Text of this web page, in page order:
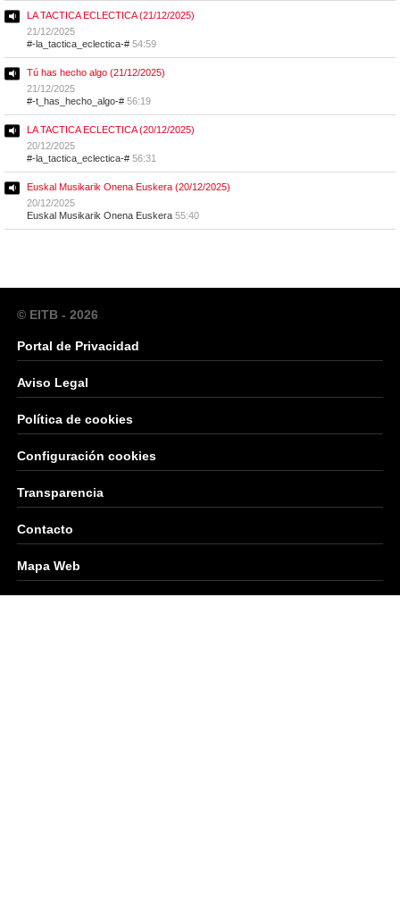
LA TACTICA ECLECTICA (21/12/2025)
21/12/2025
#-la_tactica_eclectica-# 54:59
Tú has hecho algo (21/12/2025)
21/12/2025
#-t_has_hecho_algo-# 56:19
LA TACTICA ECLECTICA (20/12/2025)
20/12/2025
#-la_tactica_eclectica-# 56:31
Euskal Musikarik Onena Euskera (20/12/2025)
20/12/2025
Euskal Musikarik Onena Euskera 55:40
© EITB - 2026
Portal de Privacidad
Aviso Legal
Política de cookies
Configuración cookies
Transparencia
Contacto
Mapa Web